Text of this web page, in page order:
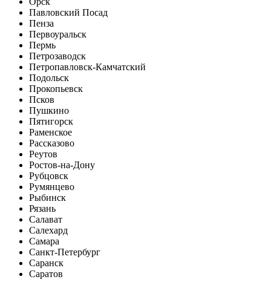
Павловский Посад
Пенза
Первоуральск
Пермь
Петрозаводск
Петропавловск-Камчатский
Подольск
Прокопьевск
Псков
Пушкино
Пятигорск
Раменское
Рассказово
Реутов
Ростов-на-Дону
Рубцовск
Румянцево
Рыбинск
Рязань
Салават
Салехард
Самара
Санкт-Петербург
Саранск
Саратов